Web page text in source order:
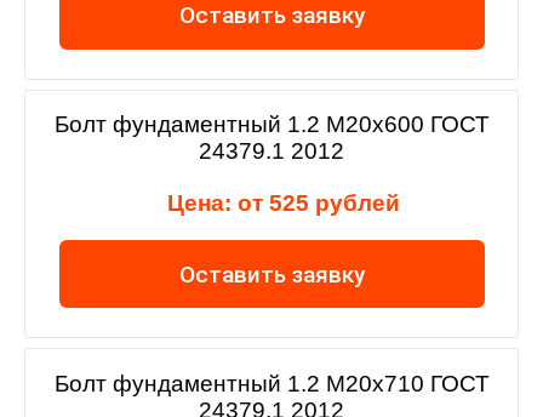
Оставить заявку
Болт фундаментный 1.2 М20х600 ГОСТ
24379.1 2012
Цена: от 525 рублей
Оставить заявку
Болт фундаментный 1.2 М20х710 ГОСТ
24379.1 2012